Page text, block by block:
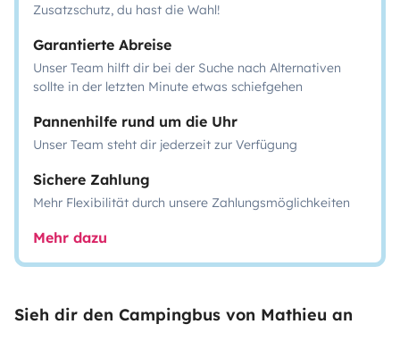
Zusatzschutz, du hast die Wahl!
Garantierte Abreise
Unser Team hilft dir bei der Suche nach Alternativen
sollte in der letzten Minute etwas schiefgehen
Pannenhilfe rund um die Uhr
Unser Team steht dir jederzeit zur Verfügung
Sichere Zahlung
Mehr Flexibilität durch unsere Zahlungsmöglichkeiten
Mehr dazu
Sieh dir den Campingbus von Mathieu an